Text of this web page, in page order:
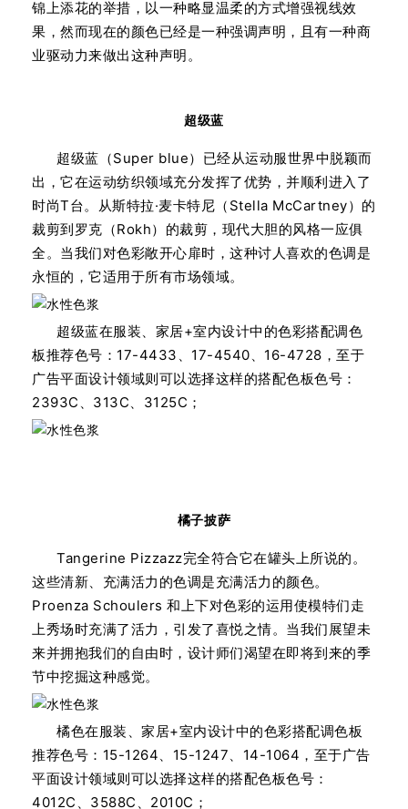
锦上添花的举措，以一种略显温柔的方式增强视线效
果，然而现在的颜色已经是一种强调声明，且有一种商
业驱动力来做出这种声明。
超级蓝
超级蓝（Super blue）已经从运动服世界中脱颖而
出，它在运动纺织领域充分发挥了优势，并顺利进入了
时尚T台。从斯特拉·麦卡特尼（Stella McCartney）的
裁剪到罗克（Rokh）的裁剪，现代大胆的风格一应俱
全。当我们对色彩敞开心扉时，这种讨人喜欢的色调是
永恒的，它适用于所有市场领域。
超级蓝在服装、家居+室内设计中的色彩搭配调色
板推荐色号：17-4433、17-4540、16-4728，至于
广告平面设计领域则可以选择这样的搭配色板色号：
2393C、313C、3125C；
橘子披萨
Tangerine Pizzazz完全符合它在罐头上所说的。
这些清新、充满活力的色调是充满活力的颜色。
Proenza Schoulers 和上下对色彩的运用使模特们走
上秀场时充满了活力，引发了喜悦之情。当我们展望未
来并拥抱我们的自由时，设计师们渴望在即将到来的季
节中挖掘这种感觉。
橘色在服装、家居+室内设计中的色彩搭配调色板
推荐色号：15-1264、15-1247、14-1064，至于广告
平面设计领域则可以选择这样的搭配色板色号：
4012C、3588C、2010C；